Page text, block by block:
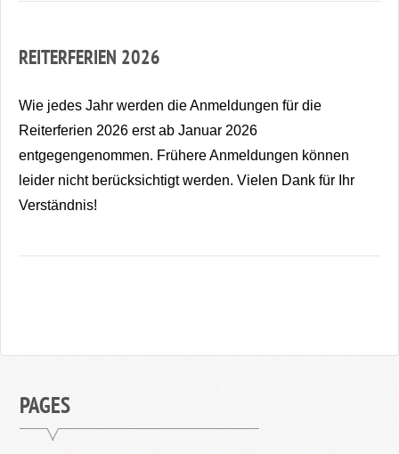
REITERFERIEN 2026
Wie jedes Jahr werden die Anmeldungen für die
Reiterferien 2026 erst ab Januar 2026
entgegengenommen. Frühere Anmeldungen können
leider nicht berücksichtigt werden. Vielen Dank für Ihr
Verständnis!
PAGES